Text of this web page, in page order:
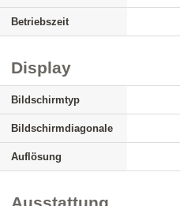
Betriebszeit
Display
Bildschirmtyp
Bildschirmdiagonale
Auflösung